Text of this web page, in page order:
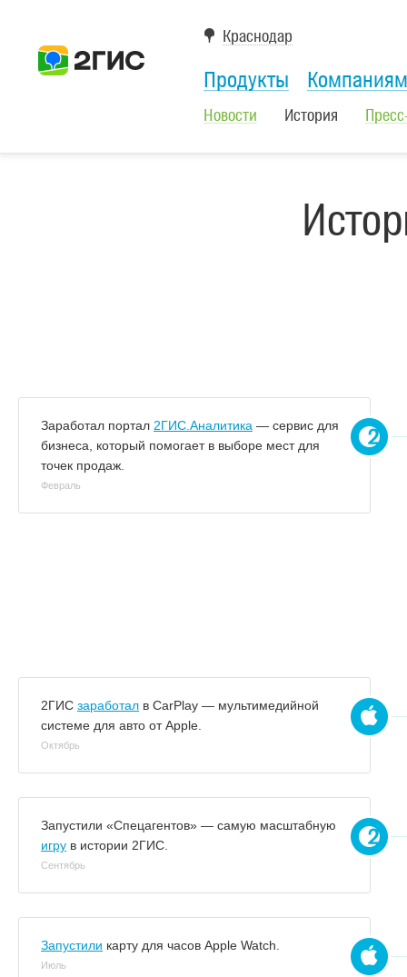
Продукты Компаниям
Новости История
Краснодар
Заработал портал 2ГИС.Аналитика — сервис для
бизнеса, который помогает в выборе мест для
точек продаж.
Февраль
2ГИС заработал в CarPlay — мультимедийной
системе для авто от Apple.
Октябрь
Запустили «Спецагентов» — самую масштабную
игру в истории 2ГИС.
Сентябрь
Запустили карту для часов Apple Watch.
Июль